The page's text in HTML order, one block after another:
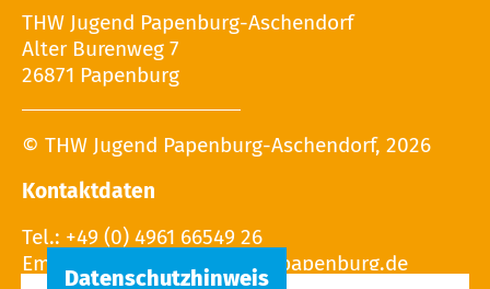
THW Jugend Papenburg-Aschendorf
Alter Burenweg 7
26871 Papenburg
© THW Jugend Papenburg-Aschendorf, 2026
Kontaktdaten
Tel.: +49 (0) 4961 66549 26
Email: